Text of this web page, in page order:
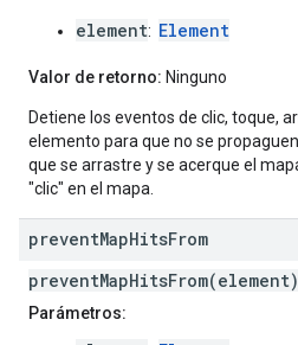
element: Element
Valor de retorno: Ninguno
Detiene los eventos de clic, toque,
elemento para que no se
que se arrastre y se acerque el
"clic" en el mapa.
preventMapHitsFrom
preventMapHitsFrom(element)
Parámetros: